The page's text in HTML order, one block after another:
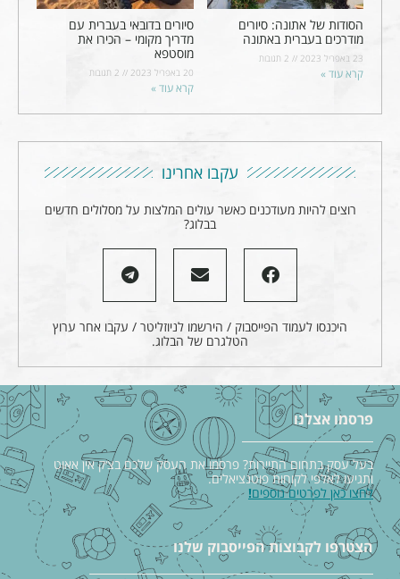
הסודות של אתונה: סיורים
מודרכים בעברית באתונה
23 באפריל 2023
קרא עוד »
סיורים בדובאי בעברית עם
מדריך מקומי – הכירו את
מוסטפא
20 באפריל 2023
קרא עוד »
עקבו אחרינו
רוצים להיות מעודכנים כאשר עולים המלצות על מסלולים חדשים
בבלוג?
היכנסו לעמוד הפייסבוק / הירשמו לניוזליטר / עקבו אחר ערוץ
הטלגרם של הבלוג.
פרסמו אצלנו
בעל עסק בתחום התיירות? פרסמו את העסק שלכם בצ׳ק אין אאוט
ותגיעו לאלפי לקוחות פוטנציאלים.
לחצו כאן לפרטים נוספים!
הצטרפו לקבוצות הפייסבוק שלנו